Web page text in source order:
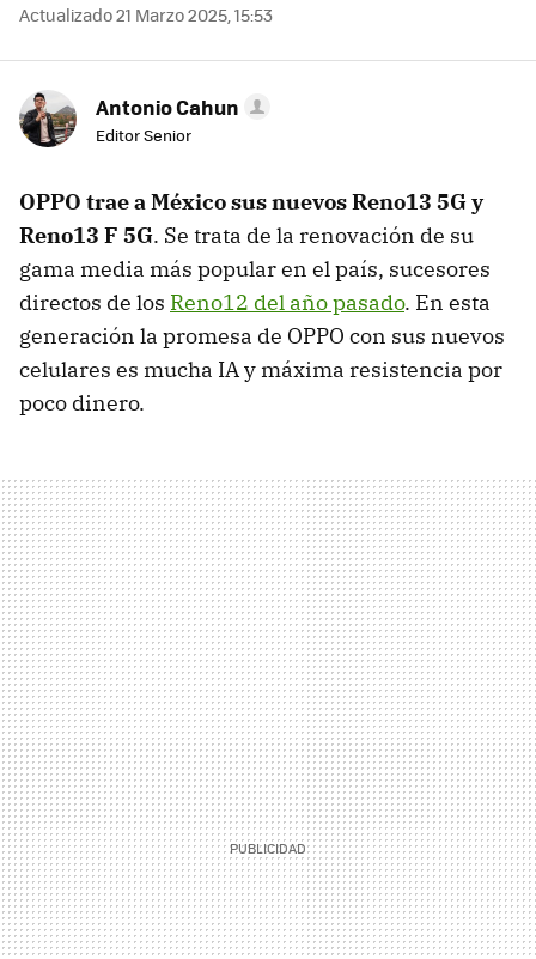
Actualizado 21 Marzo 2025, 15:53
Antonio Cahun
Editor Senior
OPPO trae a México sus nuevos Reno13 5G y
Reno13 F 5G. Se trata de la renovación de su
gama media más popular en el país, sucesores
directos de los Reno12 del año pasado. En esta
generación la promesa de OPPO con sus nuevos
celulares es mucha IA y máxima resistencia por
poco dinero.